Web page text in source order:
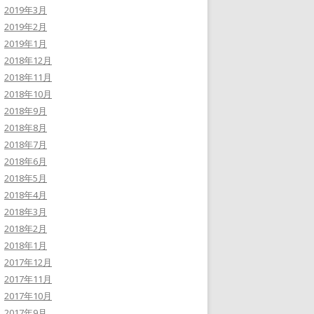
2019年3月
2019年2月
2019年1月
2018年12月
2018年11月
2018年10月
2018年9月
2018年8月
2018年7月
2018年6月
2018年5月
2018年4月
2018年3月
2018年2月
2018年1月
2017年12月
2017年11月
2017年10月